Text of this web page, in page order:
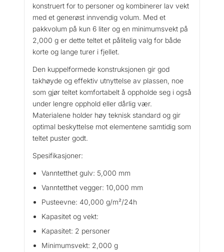
konstruert for to personer og kombinerer lav vekt
med et generøst innvendig volum. Med et
pakkvolum på kun 6 liter og en minimumsvekt på
2,000 g er dette teltet et pålitelig valg for både
korte og lange turer i fjellet.
Den kuppelformede konstruksjonen gir god
takhøyde og effektiv utnyttelse av plassen, noe
som gjør teltet komfortabelt å oppholde seg i også
under lengre opphold eller dårlig vær.
Materialene holder høy teknisk standard og gir
optimal beskyttelse mot elementene samtidig som
teltet puster godt.
Spesifikasjoner:
Vanntetthet gulv: 5,000 mm
Vanntetthet vegger: 10,000 mm
Pusteevne: 40,000 g/m²/24h
Kapasitet og vekt:
Kapasitet: 2 personer
Minimumsvekt: 2,000 g